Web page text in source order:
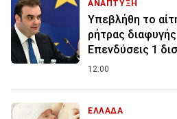
ΑΝΑΠΤΥΞΗ
Υπεβλήθη το
ρήτρας διαφυγής
Επενδύσεις 1
12:00
ΕΛΛΑΔΑ